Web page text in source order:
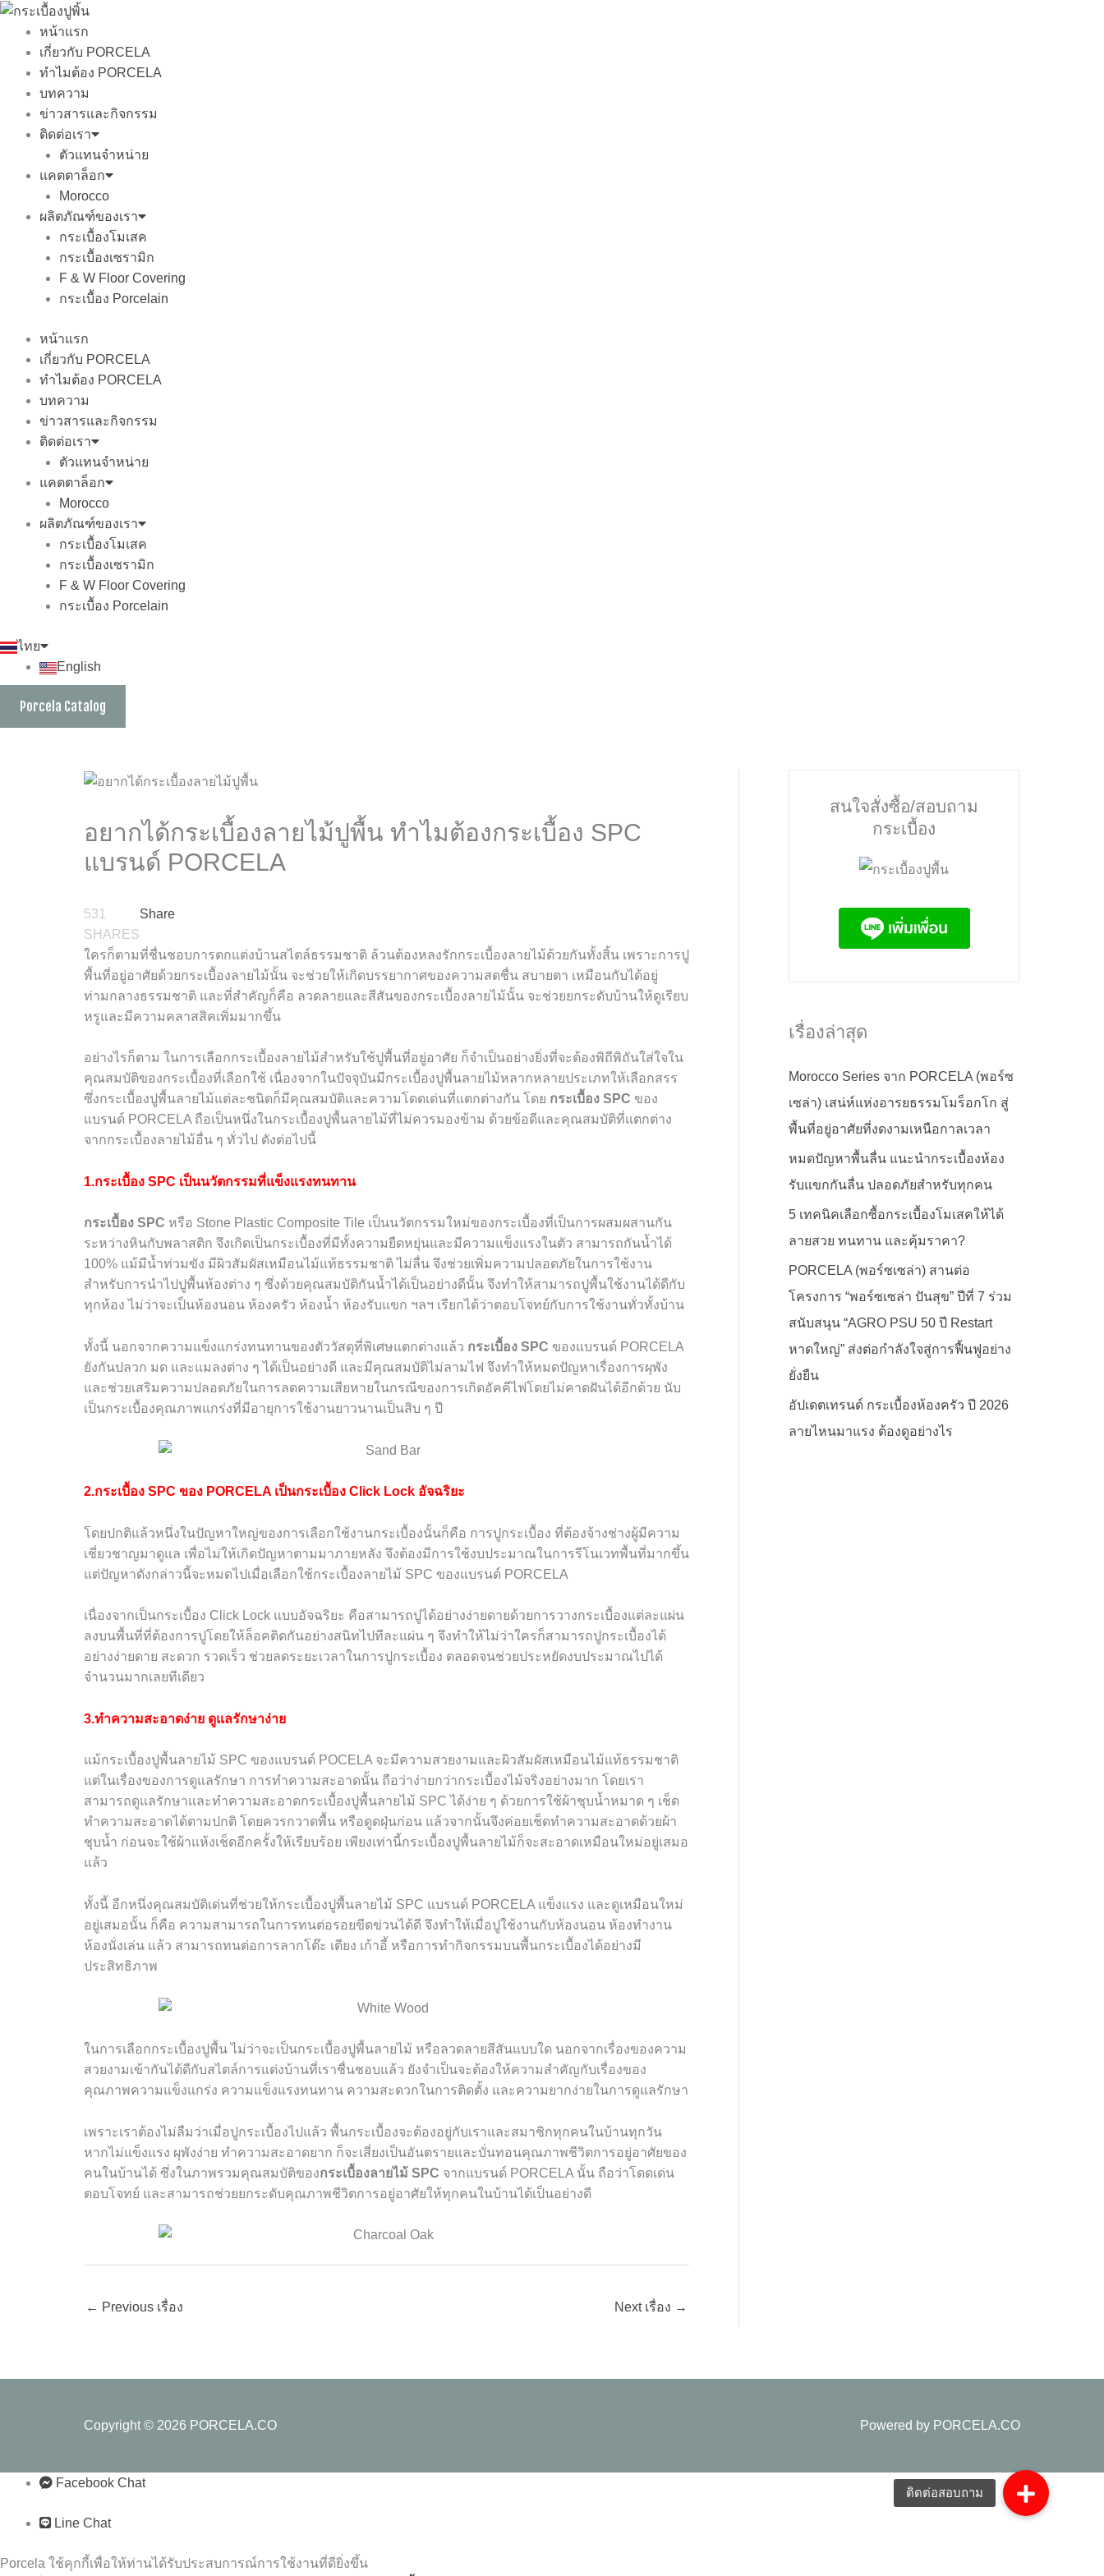
Skip
content
หน้าแรก
เกี่ยวกับ PORCELA
ทำไมต้อง PORCELA
บทความ
ข่าวสารและกิจกรรม
ติดต่อเรา
ตัวแทนจำหน่าย
แคตตาล็อก
Morocco
ผลิตภัณฑ์ของเรา
กระเบื้องโมเสค
กระเบื้องเซรามิก
F & W Floor Covering
กระเบื้อง Porcelain
หน้าแรก
เกี่ยวกับ PORCELA
ทำไมต้อง PORCELA
บทความ
ข่าวสารและกิจกรรม
ติดต่อเรา
ตัวแทนจำหน่าย
แคตตาล็อก
Morocco
ผลิตภัณฑ์ของเรา
กระเบื้องโมเสค
กระเบื้องเซรามิก
F & W Floor Covering
กระเบื้อง Porcelain
ไทย
English
Porcela Catalog
อยากได้กระเบื้องลายไม้ปูพื้น ทำไมต้องกระเบื้อง SPC
แบรนด์ PORCELA
531
SHARES
Share
ใครก็ตามที่ชื่นชอบการตกแต่งบ้านสไตล์ธรรมชาติ ล้วนต้องหลงรักกระเบื้องลายไม้ด้วยกันทั้งสิ้น เพราะการปู
พื้นที่อยู่อาศัยด้วยกระเบื้องลายไม้นั้น จะช่วยให้เกิดบรรยากาศของความสดชื่น สบายตา เหมือนกับได้อยู่
ท่ามกลางธรรมชาติ และที่สำคัญก็คือ ลวดลายและสีสันของกระเบื้องลายไม้นั้น จะช่วยยกระดับบ้านให้ดูเรียบ
หรูและมีความคลาสสิคเพิ่มมากขึ้น
อย่างไรก็ตาม ในการเลือกกระเบื้องลายไม้สำหรับใช้ปูพื้นที่อยู่อาศัย ก็จำเป็นอย่างยิ่งที่จะต้องพิถีพิถันใส่ใจใน
คุณสมบัติของกระเบื้องที่เลือกใช้ เนื่องจากในปัจจุบันมีกระเบื้องปูพื้นลายไม้หลากหลายประเภทให้เลือกสรร
ซึ่งกระเบื้องปูพื้นลายไม้แต่ละชนิดก็มีคุณสมบัติและความโดดเด่นที่แตกต่างกัน โดย กระเบื้อง SPC ของ
แบรนด์ PORCELA ถือเป็นหนึ่งในกระเบื้องปูพื้นลายไม้ที่ไม่ควรมองข้าม ด้วยข้อดีและคุณสมบัติที่แตกต่าง
จากกระเบื้องลายไม้อื่น ๆ ทั่วไป ดังต่อไปนี้
1.กระเบื้อง SPC เป็นนวัตกรรมที่แข็งแรงทนทาน
กระเบื้อง SPC หรือ Stone Plastic Composite Tile เป็นนวัตกรรมใหม่ของกระเบื้องที่เป็นการผสมผสานกัน
ระหว่างหินกับพลาสติก จึงเกิดเป็นกระเบื้องที่มีทั้งความยืดหยุ่นและมีความแข็งแรงในตัว สามารถกันน้ำได้
100% แม้มีน้ำท่วมขัง มีผิวสัมผัสเหมือนไม้แท้ธรรมชาติ ไม่ลื่น จึงช่วยเพิ่มความปลอดภัยในการใช้งาน
สำหรับการนำไปปูพื้นห้องต่าง ๆ ซึ่งด้วยคุณสมบัติกันน้ำได้เป็นอย่างดีนั้น จึงทำให้สามารถปูพื้นใช้งานได้ดีกับ
ทุกห้อง ไม่ว่าจะเป็นห้องนอน ห้องครัว ห้องน้ำ ห้องรับแขก ฯลฯ เรียกได้ว่าตอบโจทย์กับการใช้งานทั่วทั้งบ้าน
ทั้งนี้ นอกจากความแข็งแกร่งทนทานของตัววัสดุที่พิเศษแตกต่างแล้ว กระเบื้อง SPC ของแบรนด์ PORCELA
ยังกันปลวก มด และแมลงต่าง ๆ ได้เป็นอย่างดี และมีคุณสมบัติไม่ลามไฟ จึงทำให้หมดปัญหาเรื่องการผุพัง
และช่วยเสริมความปลอดภัยในการลดความเสียหายในกรณีของการเกิดอัคคีไฟโดยไม่คาดฝันได้อีกด้วย นับ
เป็นกระเบื้องคุณภาพแกร่งที่มีอายุการใช้งานยาวนานเป็นสิบ ๆ ปี
2.กระเบื้อง SPC ของ PORCELA เป็นกระเบื้อง Click Lock อัจฉริยะ
โดยปกติแล้วหนึ่งในปัญหาใหญ่ของการเลือกใช้งานกระเบื้องนั้นก็คือ การปูกระเบื้อง ที่ต้องจ้างช่างผู้มีความ
เชี่ยวชาญมาดูแล เพื่อไม่ให้เกิดปัญหาตามมาภายหลัง จึงต้องมีการใช้งบประมาณในการรีโนเวทพื้นที่มากขึ้น
แต่ปัญหาดังกล่าวนี้จะหมดไปเมื่อเลือกใช้กระเบื้องลายไม้ SPC ของแบรนด์ PORCELA
เนื่องจากเป็นกระเบื้อง Click Lock แบบอัจฉริยะ คือสามารถปูได้อย่างง่ายดายด้วยการวางกระเบื้องแต่ละแผ่น
ลงบนพื้นที่ที่ต้องการปูโดยให้ล็อคติดกันอย่างสนิทไปทีละแผ่น ๆ จึงทำให้ไม่ว่าใครก็สามารถปูกระเบื้องได้
อย่างง่ายดาย สะดวก รวดเร็ว ช่วยลดระยะเวลาในการปูกระเบื้อง ตลอดจนช่วยประหยัดงบประมาณไปได้
จำนวนมากเลยทีเดียว
3.ทำความสะอาดง่าย ดูแลรักษาง่าย
แม้กระเบื้องปูพื้นลายไม้ SPC ของแบรนด์ POCELA จะมีความสวยงามและผิวสัมผัสเหมือนไม้แท้ธรรมชาติ
แต่ในเรื่องของการดูแลรักษา การทำความสะอาดนั้น ถือว่าง่ายกว่ากระเบื้องไม้จริงอย่างมาก โดยเรา
สามารถดูแลรักษาและทำความสะอาดกระเบื้องปูพื้นลายไม้ SPC ได้ง่าย ๆ ด้วยการใช้ผ้าชุบน้ำหมาด ๆ เช็ด
ทำความสะอาดได้ตามปกติ โดยควรกวาดพื้น หรือดูดฝุ่นก่อน แล้วจากนั้นจึงค่อยเช็ดทำความสะอาดด้วยผ้า
ชุบน้ำ ก่อนจะใช้ผ้าแห้งเช็ดอีกครั้งให้เรียบร้อย เพียงเท่านี้กระเบื้องปูพื้นลายไม้ก็จะสะอาดเหมือนใหม่อยู่เสมอ
แล้ว
ทั้งนี้ อีกหนึ่งคุณสมบัติเด่นที่ช่วยให้กระเบื้องปูพื้นลายไม้ SPC แบรนด์ PORCELA แข็งแรง และดูเหมือนใหม่
อยู่เสมอนั้น ก็คือ ความสามารถในการทนต่อรอยขีดข่วนได้ดี จึงทำให้เมื่อปูใช้งานกับห้องนอน ห้องทำงาน
ห้องนั่งเล่น แล้ว สามารถทนต่อการลากโต๊ะ เตียง เก้าอี้ หรือการทำกิจกรรมบนพื้นกระเบื้องได้อย่างมี
ประสิทธิภาพ
ในการเลือกกระเบื้องปูพื้น ไม่ว่าจะเป็นกระเบื้องปูพื้นลายไม้ หรือลวดลายสีสันแบบใด นอกจากเรื่องของความ
สวยงามเข้ากันได้ดีกับสไตล์การแต่งบ้านที่เราชื่นชอบแล้ว ยังจำเป็นจะต้องให้ความสำคัญกับเรื่องของ
คุณภาพความแข็งแกร่ง ความแข็งแรงทนทาน ความสะดวกในการติดตั้ง และความยากง่ายในการดูแลรักษา
เพราะเราต้องไม่ลืมว่าเมื่อปูกระเบื้องไปแล้ว พื้นกระเบื้องจะต้องอยู่กับเราและสมาชิกทุกคนในบ้านทุกวัน
หากไม่แข็งแรง ผุพังง่าย ทำความสะอาดยาก ก็จะเสี่ยงเป็นอันตรายและบั่นทอนคุณภาพชีวิตการอยู่อาศัยของ
คนในบ้านได้ ซึ่งในภาพรวมคุณสมบัติของกระเบื้องลายไม้ SPC จากแบรนด์ PORCELA นั้น ถือว่าโดดเด่น
ตอบโจทย์ และสามารถช่วยยกระดับคุณภาพชีวิตการอยู่อาศัยให้ทุกคนในบ้านได้เป็นอย่างดี
← Previous เรื่อง Next เรื่อง →
สนใจสั่งซื้อ/สอบถาม
กระเบื้อง
เรื่องล่าสุด
Morocco Series จาก PORCELA (พอร์ซ
เซล่า) เสน่ห์แห่งอารยธรรมโมร็อกโก สู่
พื้นที่อยู่อาศัยที่งดงามเหนือกาลเวลา
หมดปัญหาพื้นลื่น แนะนำกระเบื้องห้อง
รับแขกกันลื่น ปลอดภัยสำหรับทุกคน
5 เทคนิคเลือกซื้อกระเบื้องโมเสคให้ได้
ลายสวย ทนทาน และคุ้มราคา?
PORCELA (พอร์ซเซล่า) สานต่อ
โครงการ “พอร์ซเซล่า ปันสุข” ปีที่ 7 ร่วม
สนับสนุน “AGRO PSU 50 ปี Restart
หาดใหญ่” ส่งต่อกำลังใจสู่การฟื้นฟูอย่าง
ยั่งยืน
อัปเดตเทรนด์ กระเบื้องห้องครัว ปี 2026
ลายไหนมาแรง ต้องดูอย่างไร
Copyright © 2026 PORCELA.CO Powered by PORCELA.CO
Facebook Chat
Line Chat
Porcela ใช้คุกกี้เพื่อให้ท่านได้รับประสบการณ์การใช้งานที่ดียิ่งขึ้น